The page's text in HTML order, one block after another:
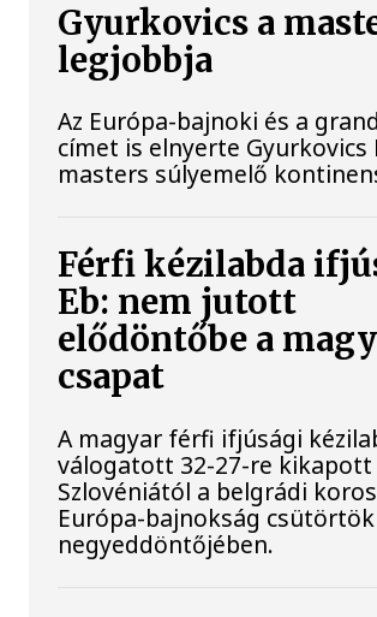
Gyurkovics a
legjobbja
Az Európa-bajnoki és a
címet is elnyerte Gyurkovics
masters súlyemelő
Férfi kézilabda
Eb: nem jutott
elődöntőbe a
csapat
A magyar férfi ifjúsági
válogatott 32-27-re kikapott
Szlovéniától a belgrádi
Európa-bajnokság
negyeddöntőjében.